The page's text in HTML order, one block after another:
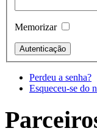
Memorizar
Perdeu a senha?
Esqueceu-se do